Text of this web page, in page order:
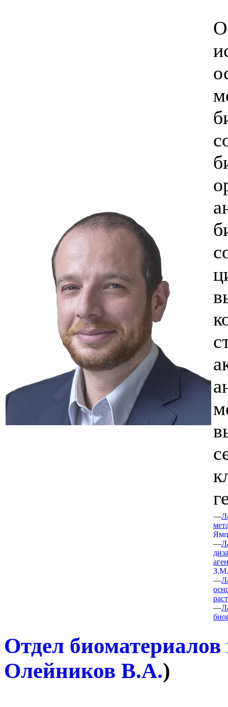
—
—
З.М.
—
—
Отдел
Олейников В.А.)